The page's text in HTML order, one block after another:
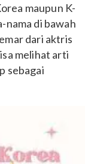
maupun K-
nama di bawah
dari aktris
melihat arti
sebagai